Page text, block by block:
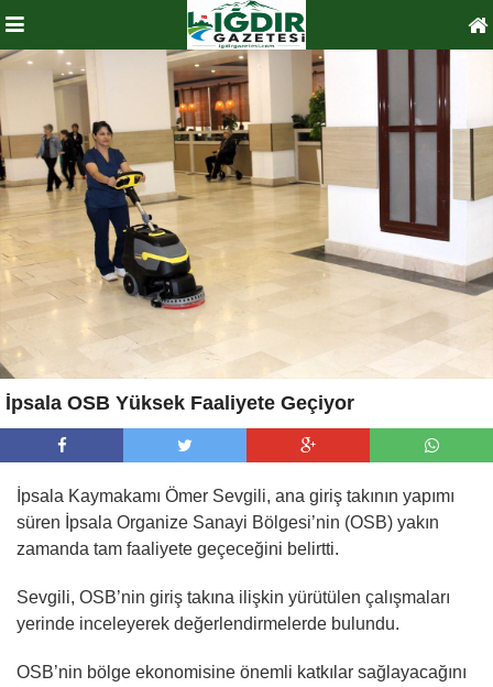
İpsala OSB Yüksek Faaliyete Geçiyor
İpsala Kaymakamı Ömer Sevgili, ana giriş takının yapımı
süren İpsala Organize Sanayi Bölgesi’nin (OSB) yakın
zamanda tam faaliyete geçeceğini belirtti.
Sevgili, OSB’nin giriş takına ilişkin yürütülen çalışmaları
yerinde inceleyerek değerlendirmelerde bulundu.
OSB’nin bölge ekonomisine önemli katkılar sağlayacağını